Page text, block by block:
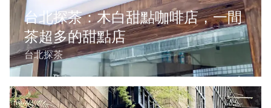
台北探茶：木白甜點咖啡店，一間
茶超多的甜點店
台北探茶